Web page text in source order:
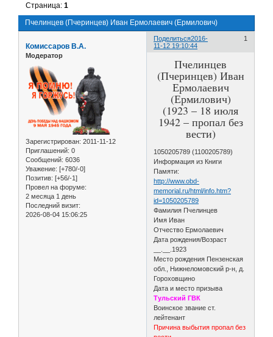
Пчелинцев (Пчеринцев) Иван Ермолаевич (Ермилович)
Страница:1
Поделиться 1
2016-
11-12 19:10:44
Комиссаров В.А.
Модератор
Зарегистрирован: 2011-11-12
Приглашений: 0
Сообщений: 6036
Уважение: [+780/-0]
Позитив: [+56/-1]
Провел на форуме:
2 месяца 1 день
Последний визит:
2026-08-04 15:06:25
Пчелинцев
(Пчеринцев) Иван
Ермолаевич
(Ермилович)
(1923 – 18 июля
1942 – пропал без
вести)
1050205789 (1100205789)
Информация из Книги
Памяти:
http://www.obd-
memorial.ru/html/info.htm?
id=1050205789
Фамилия Пчелинцев
Имя Иван
Отчество Ермолаевич
Дата рождения/Возраст
__.__.1923
Место рождения Пензенская
обл., Нижнеломовский р-н, д.
Гороховщино
Дата и место призыва
Тульский ГВК
Воинское звание ст.
лейтенант
Причина выбытия пропал без